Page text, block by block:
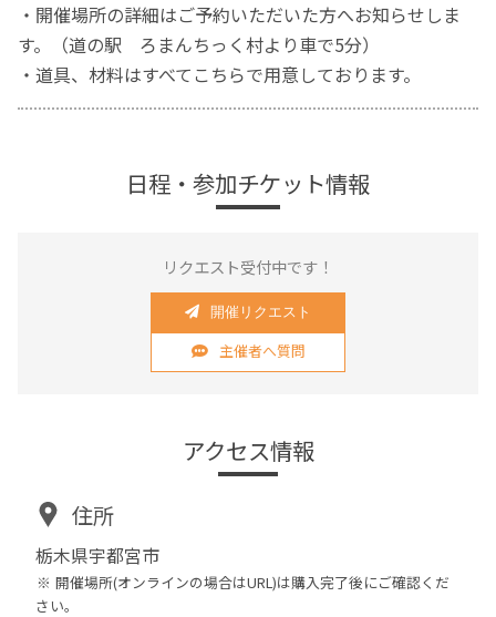
・開催場所の詳細はご予約いただいた方へお知らせしま
す。（道の駅 ろまんちっく村より車で5分）
・道具、材料はすべてこちらで用意しております。
日程・参加チケット情報
リクエスト受付中です！
開催リクエスト
主催者へ質問
アクセス情報
住所
栃木県宇都宮市
開催場所(オンラインの場合はURL)は購入完了後にご確認くだ
さい。